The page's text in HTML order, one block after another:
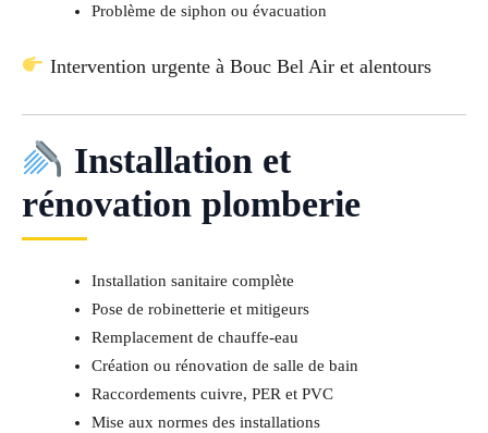
Problème de siphon ou évacuation
Intervention urgente à Bouc Bel Air et alentours
Installation et
rénovation plomberie
Installation sanitaire complète
Pose de robinetterie et mitigeurs
Remplacement de chauffe-eau
Création ou rénovation de salle de bain
Raccordements cuivre, PER et PVC
Mise aux normes des installations